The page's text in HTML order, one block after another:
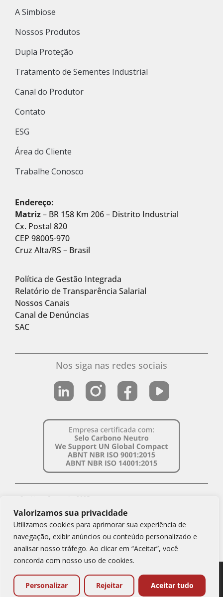
Valorizamos sua privacidade
Utilizamos cookies para aprimorar sua experiência de
navegação, exibir anúncios ou conteúdo personalizado e
analisar nosso tráfego. Ao clicar em “Aceitar”, você
concorda com nosso uso de cookies.
Personalizar Rejeitar Aceitar tudo
A Simbiose
Nossos Produtos
Dupla Proteção
Tratamento de Sementes Industrial
Canal do Produtor
Contato
ESG
Área do Cliente
Trabalhe Conosco
Endereço:
Matriz– BR 158 Km 206 – Distrito Industrial
Cx. Postal 820
CEP 98005-970
Cruz Alta/RS – Brasil
Política de Gestão Integrada
Relatório de Transparência Salarial
Nossos Canais
Canal de Denúncias
SAC
Nos siga nas redes sociais
Simbiose Copyright 2025
CNPJ Simbiose: 08.879.643/0001-69
Política de Privacidade
Relatório de Igualdade Salarial
Empresa do ecossistema